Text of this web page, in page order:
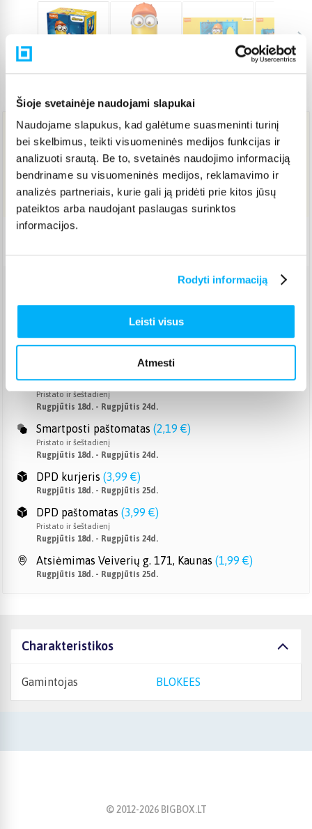
Šioje svetainėje naudojami slapukai
Naudojame slapukus, kad galėtume suasmeninti turinį
bei skelbimus, teikti visuomeninės medijos funkcijas ir
analizuoti srautą. Be to, svetainės naudojimo informaciją
bendriname su visuomeninės medijos, reklamavimo ir
analizės partneriais, kurie gali ją pridėti prie kitos jūsų
pateiktos arba naudojant paslaugas surinktos
informacijos.
Rodyti informaciją
Leisti visus
Atmesti
17,28 €
Į KREPŠELĮ
Rugpjūtis 18d. - Rugpjūtis 24d.
Venipak kurjeris (2,99 €)
Rugpjūtis 18d. - Rugpjūtis 25d.
Omniva paštomatas (2,39 €)
Pristato ir šeštadienį
Rugpjūtis 18d. - Rugpjūtis 24d.
Smartposti paštomatas (2,19 €)
Pristato ir šeštadienį
Rugpjūtis 18d. - Rugpjūtis 24d.
DPD kurjeris (3,99 €)
Rugpjūtis 18d. - Rugpjūtis 25d.
DPD paštomatas (3,99 €)
Pristato ir šeštadienį
Rugpjūtis 18d. - Rugpjūtis 24d.
Atsiėmimas Veiverių g. 171, Kaunas (1,99 €)
Rugpjūtis 18d. - Rugpjūtis 25d.
Charakteristikos
Gamintojas BLOKEES
© 2012-2026BIGBOX.LT